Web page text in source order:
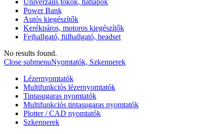
Univerzális tokok, hátlapok
Power Bank
Autós kiegészítők
Kerékpáros, motoros kiegészítők
Fejhallgató, fülhallgató, headset
No results found.
Close submenuNyomtatók, Szkennerek
Lézernyomtatók
Multifunkciós lézernyomtatók
Tintasugaras nyomtatók
Multifunkciós tintasugaras nyomtatók
Plotter / CAD nyomtatók
Szkennerek